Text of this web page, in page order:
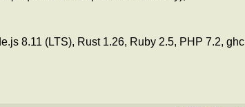
8.11 (LTS), Rust 1.26, Ruby 2.5, PHP 7.2, ghc